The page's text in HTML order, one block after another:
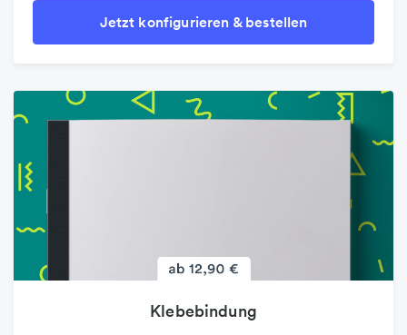
Jetzt konfigurieren & bestellen
Klebebindung